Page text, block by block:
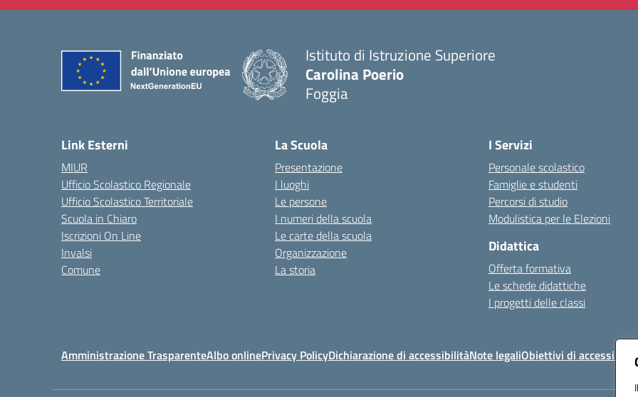
Istituto di Istruzione Superiore
Carolina Poerio
Foggia
Link Esterni
MIUR
Ufficio Scolastico Regionale
Ufficio Scolastico Territoriale
Scuola in Chiaro
Iscrizioni On Line
Invalsi
Comune
La Scuola
Presentazione
I luoghi
Le persone
I numeri della scuola
Le carte della scuola
Organizzazione
La storia
I Servizi
Personale scolastico
Famiglie e studenti
Percorsi di studio
Modulistica per le Elezioni
Didattica
Offerta formativa
Le schede didattiche
I progetti delle classi
Amministrazione TrasparenteAlbo onlinePrivacy PolicyDichiarazione di accessibilitàNote legaliObiettivi di